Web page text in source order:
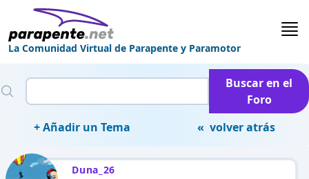
La Comunidad Virtual de Parapente y Paramotor
Buscar en el
Foro
+ Añadir un Tema
« volver atrás
Duna_26